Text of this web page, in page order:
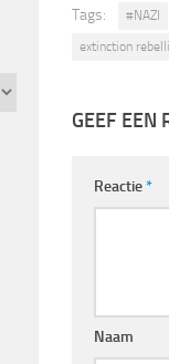
Tags: #NAZI
extinction
GEEF EEN
Reactie*
Naam